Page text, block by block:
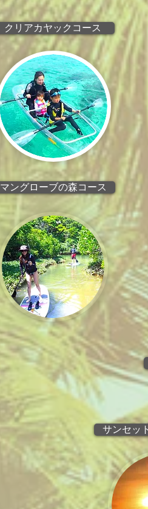
クリアカヤックコース
マングローブの森コース
サンセッ